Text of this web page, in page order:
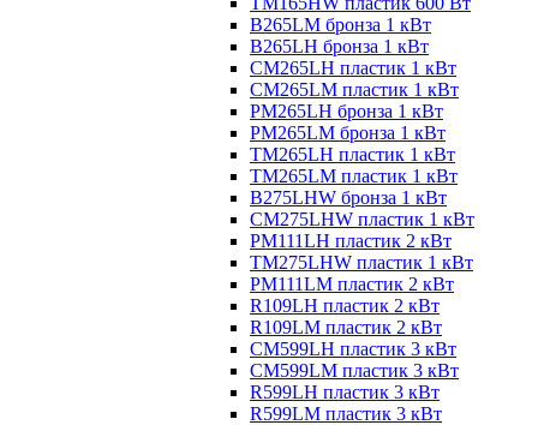
B265LM бронза 1 кВт
B265LH бронза 1 кВт
CM265LH пластик 1 кВт
CM265LM пластик 1 кВт
PM265LH бронза 1 кВт
PM265LM бронза 1 кВт
TM265LH пластик 1 кВт
TM265LM пластик 1 кВт
B275LHW бронза 1 кВт
CM275LHW пластик 1 кВт
PM111LH пластик 2 кВт
TM275LHW пластик 1 кВт
PM111LM пластик 2 кВт
R109LH пластик 2 кВт
R109LM пластик 2 кВт
CM599LH пластик 3 кВт
CM599LM пластик 3 кВт
R599LH пластик 3 кВт
R599LM пластик 3 кВт